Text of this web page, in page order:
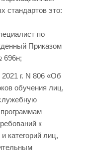
стандартов это:
по
Приказом
696н;
г. N 806 «Об
обучения лиц,
к
категорий лиц,